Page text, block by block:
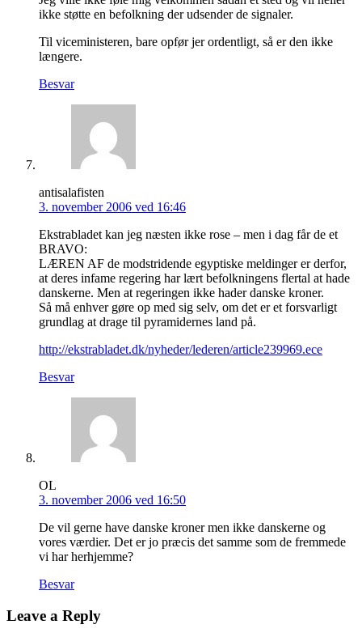
ikke støtte en befolkning der udsender de signaler.
Til viceministeren, bare opfør jer ordentligt, så er den ikke
længere.
Besvar
antisalafisten
3. november 2006 ved 16:46
Ekstrabladet kan jeg næsten ikke rose – men i dag får de et
BRAVO:
LÆREN AF de modstridende egyptiske meldinger er derfor,
at deres infame regering har lært befolkningens flertal at hade
danskerne. Men at regeringen ikke hader danske kroner.
Så må enhver gøre op med sig selv, om det er et forsvarligt
grundlag at drage til pyramidernes land på.
http://ekstrabladet.dk/nyheder/lederen/article239969.ece
Besvar
OL
3. november 2006 ved 16:50
De vil gerne have danske kroner men ikke danskerne og
vores værdier. Det er jo præcis det samme som de fremmede
vi har herhjemme?
Besvar
Leave a Reply